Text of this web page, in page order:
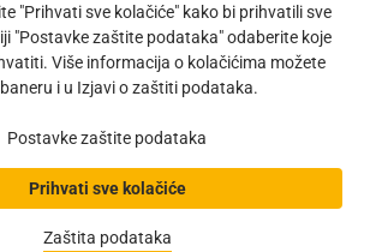
"Prihvati sve kolačiće" kako bi prihvatili sve
"Postavke zaštite podataka" odaberite koje
Više informacija o kolačićima možete
i u Izjavi o zaštiti podataka.
Postavke zaštite podataka
Prihvati sve kolačiće
Zaštita podataka